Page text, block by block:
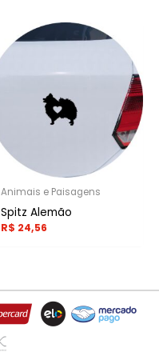
Animais e Paisagens
Spitz Alemão
R$ 24,56